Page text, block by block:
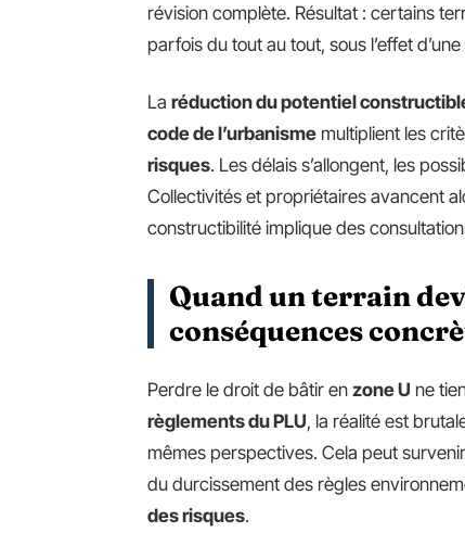
révision complète. Résultat : certains
parfois du tout au tout, sous l’effet
La réduction du potentiel
code de l’urbanisme multiplient les
risques. Les délais s’allongent, les
Collectivités et propriétaires avancent
constructibilité implique des
Quand un terrain
conséquences
Perdre le droit de bâtir en zone U ne
règlements du PLU, la réalité est
mêmes perspectives. Cela peut
du durcissement des règles
des risques.